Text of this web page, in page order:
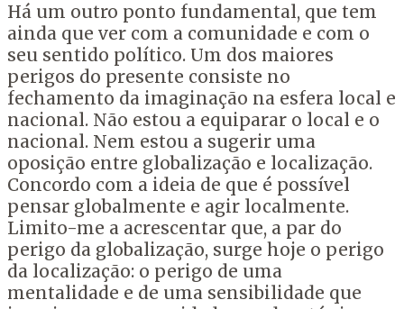
Há um outro ponto fundamental, que tem
ainda que ver com a comunidade e com o
seu sentido político. Um dos maiores
perigos do presente consiste no
fechamento da imaginação na esfera local e
nacional. Não estou a equiparar o local e o
nacional. Nem estou a sugerir uma
oposição entre globalização e localização.
Concordo com a ideia de que é possível
pensar globalmente e agir localmente.
Limito-me a acrescentar que, a par do
perigo da globalização, surge hoje o perigo
da localização: o perigo de uma
mentalidade e de uma sensibilidade que